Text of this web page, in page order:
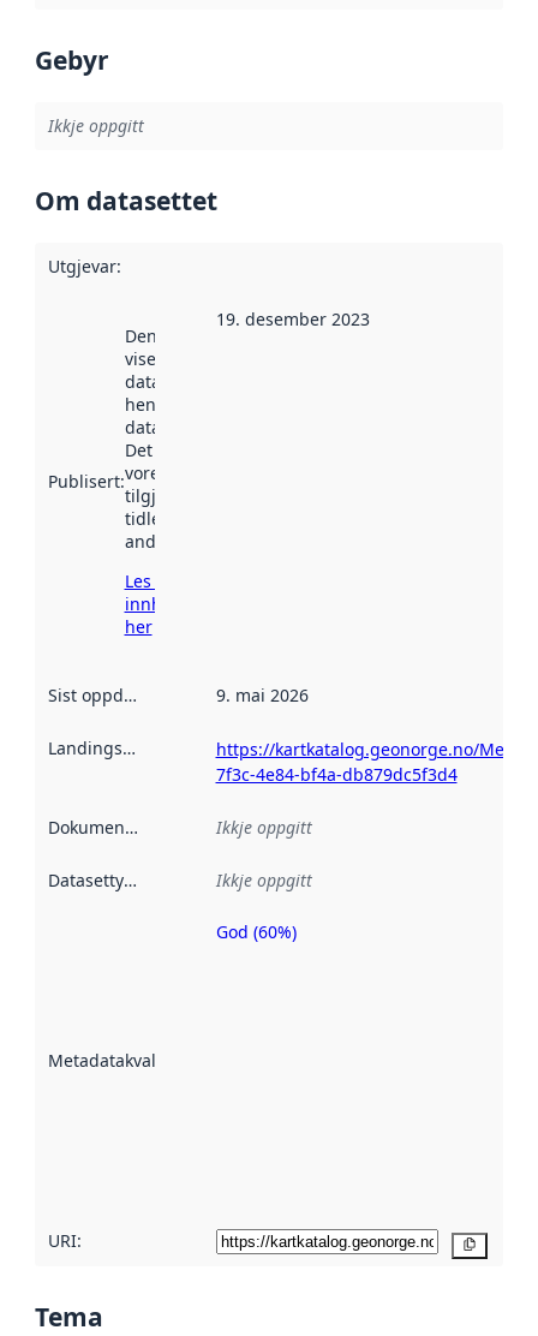
Gebyr
Ikkje oppgitt
Om datasettet
Utgjevar:
Publisert:
Denne datoen
viser når
datasettet vart
henta inn av
data.norge.no.
Det kan ha
vore
tilgjengeleg
tidlegare
andre stader.
Les meir om
innhenting
her
19. desember 2023
Sist oppdatert 9. mai 2026
Landingsside
https://kartkatalog.geonorge.no/
7f3c-4e84-bf4a-db879dc5f3d4
Dokumentasjon Ikkje oppgitt
Datasettype Ikkje oppgitt
Metadatakvalitet
Metadatakvalitet
God (60%)
URI:
Tema